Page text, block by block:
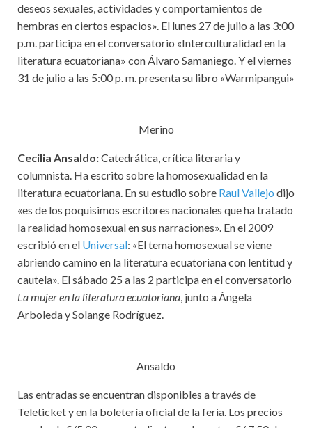
deseos sexuales, actividades y comportamientos de
hembras en ciertos espacios». El lunes 27 de julio a las 3:00
p.m. participa en el conversatorio «Interculturalidad en la
literatura ecuatoriana» con Álvaro Samaniego. Y el viernes
31 de julio a las 5:00 p. m. presenta su libro «Warmipangui»
Merino
Cecilia Ansaldo:Catedrática, crítica literaria y
columnista. Ha escrito sobre la homosexualidad en la
literatura ecuatoriana. En su estudio sobre Raul Vallejo dijo
«es de los poquisimos escritores nacionales que ha tratado
la realidad homosexual en sus narraciones». En el 2009
escribió en el Universal: «El tema homosexual se viene
abriendo camino en la literatura ecuatoriana con lentitud y
cautela». El sábado 25 a las 2 participa en el conversatorio
La mujer en la literatura ecuatoriana, junto a Ángela
Arboleda y Solange Rodríguez.
Ansaldo
Las entradas se encuentran disponibles a través de
Teleticket y en la boletería oficial de la feria. Los precios